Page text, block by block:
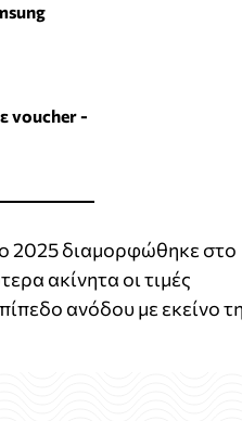
voucher -
2025 διαμορφώθηκε στο
ακίνητα οι τιμές
ανόδου με εκείνο